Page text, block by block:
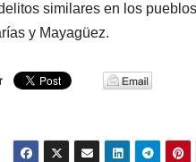
similares en los
y Mayagüez.